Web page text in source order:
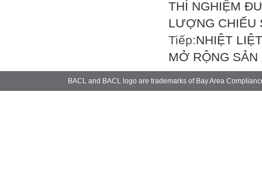
THÍ NGHIỆM
LƯỢNG CHIẾU
Tiếp:NHIỆT
MỞ RỘNG
BACL and BACL logo are trademarks of Bay Area